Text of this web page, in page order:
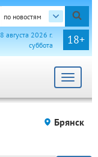
по новостям
18+
8 августа 2026 г.
суббота
Toggle
Брянск